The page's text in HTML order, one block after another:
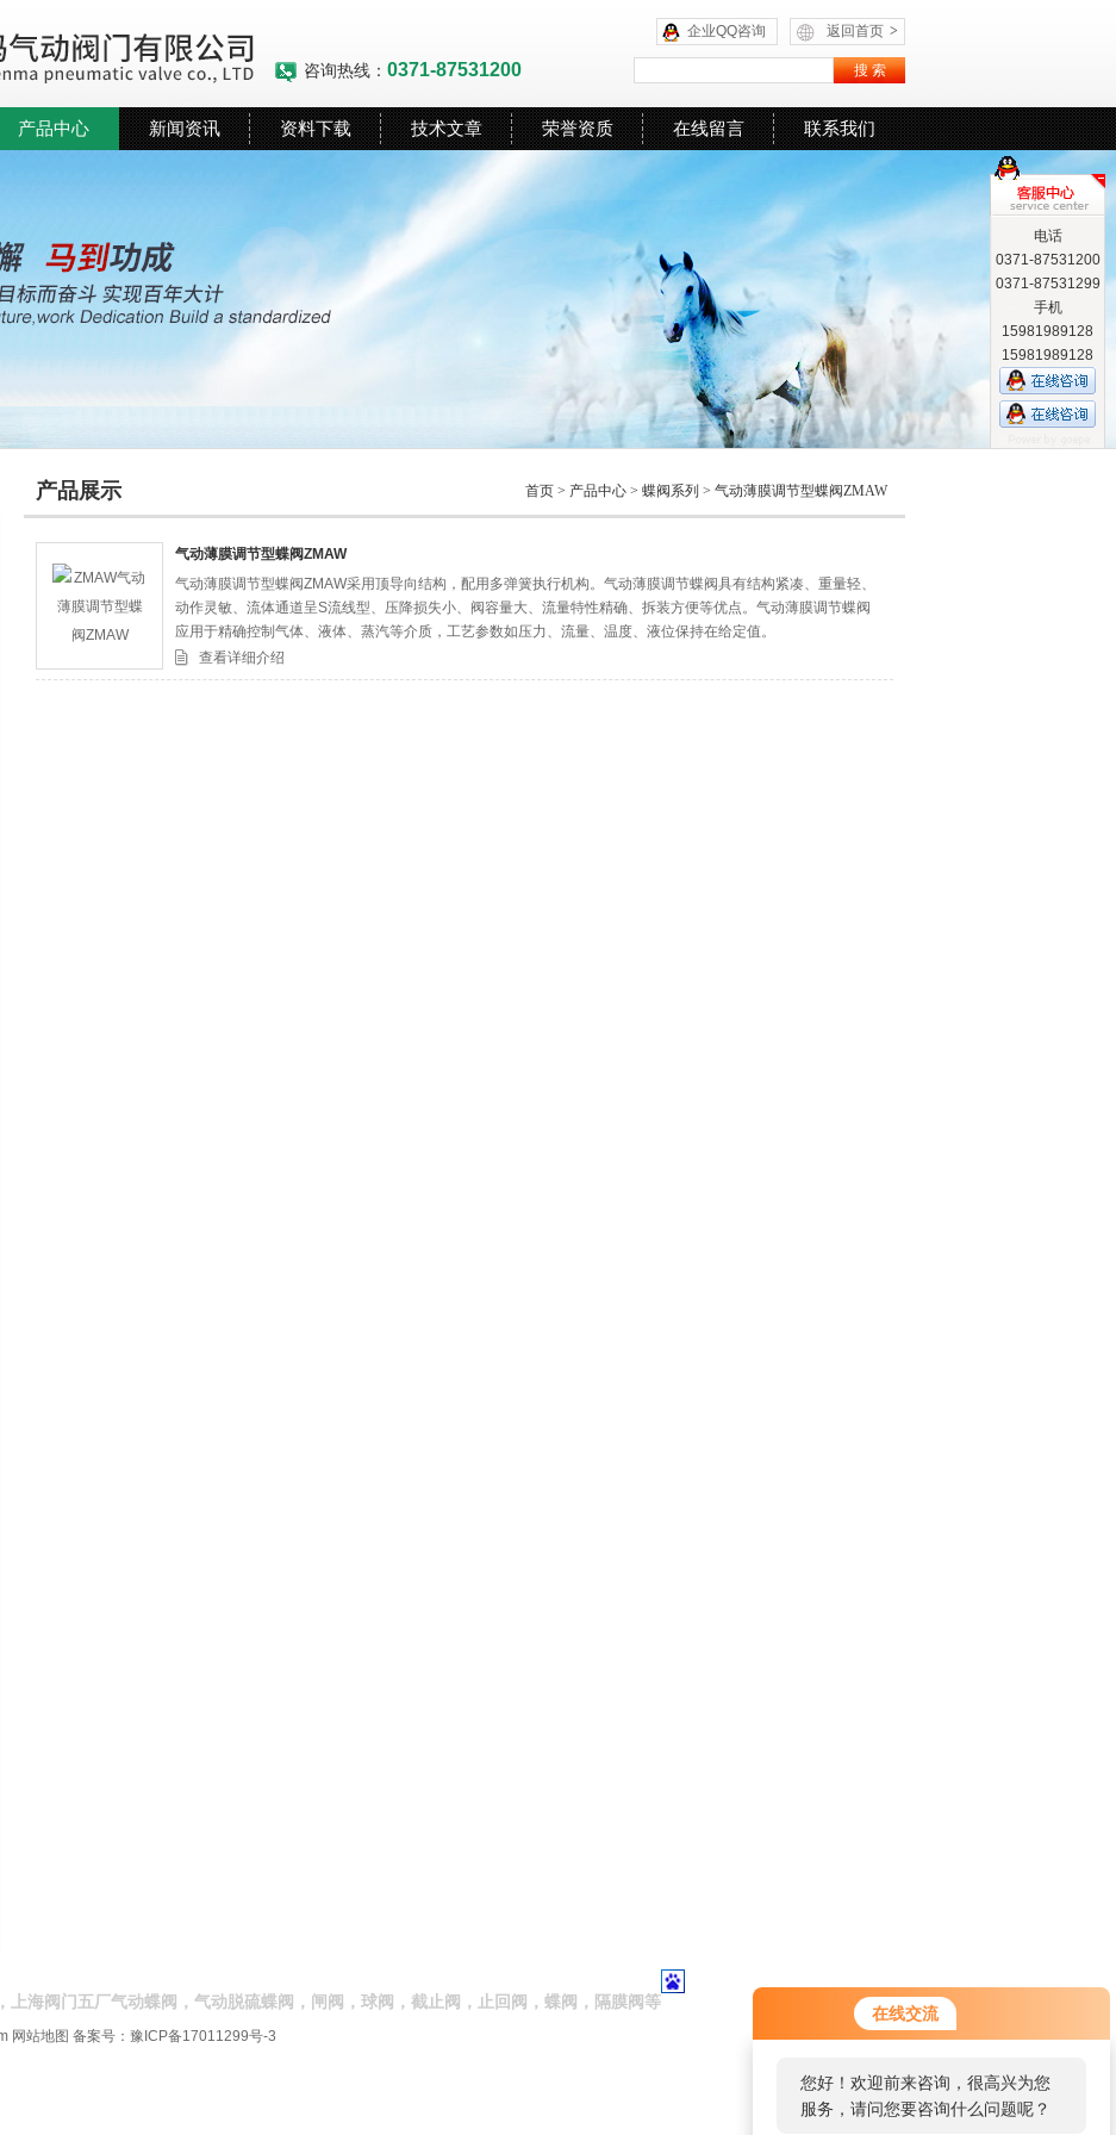
在线交流
您好！欢迎前来咨询，很高兴为您
服务，请问您要咨询什么问题呢？
公司
返回首页 >
企业QQ咨询
咨询热线： 0371-87531200
产品中心 新闻资讯 资料下载 技术文章 荣誉资质 在线留言 联系我们
产品展示 首页 > 产品中心 > 蝶阀系列 > 气动薄膜调节型蝶阀ZMAW
气动薄膜调节型蝶阀ZMAW
气动薄膜调节型蝶阀ZMAW采用顶导向结构，配用多弹簧执行机构。气动薄膜调节蝶阀具有结构紧凑、重量轻、
动作灵敏、流体通道呈S流线型、压降损失小、阀容量大、流量特性精确、拆装方便等优点。气动薄膜调节蝶阀
应用于精确控制气体、液体、蒸汽等介质，工艺参数如压力、流量、温度、液位保持在给定值。
查看详细介绍
上海阀门五厂气动蝶阀，气动脱硫蝶阀，闸阀，球阀，截止阀，止回阀，蝶阀，隔膜阀等
网站地图 备案号： 豫ICP备17011299号-3
电话
0371-87531200
0371-87531299
手机
15981989128
15981989128